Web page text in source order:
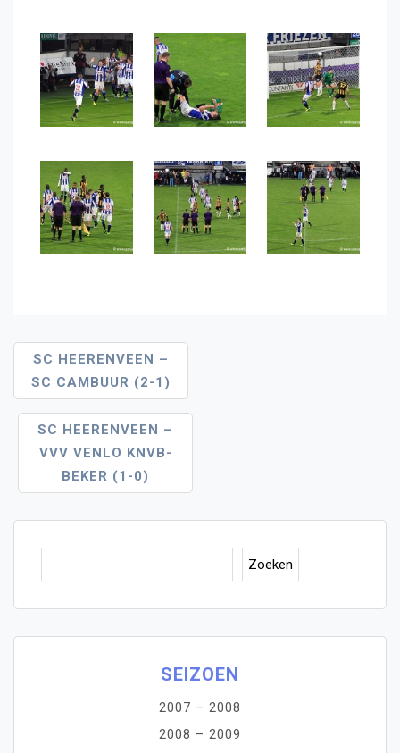
Bericht
Navigatie
SC HEERENVEEN –
SC CAMBUUR (2-1)
SC HEERENVEEN –
VVV VENLO KNVB-
BEKER (1-0)
Zoeken
SEIZOEN
2007 – 2008
2008 – 2009